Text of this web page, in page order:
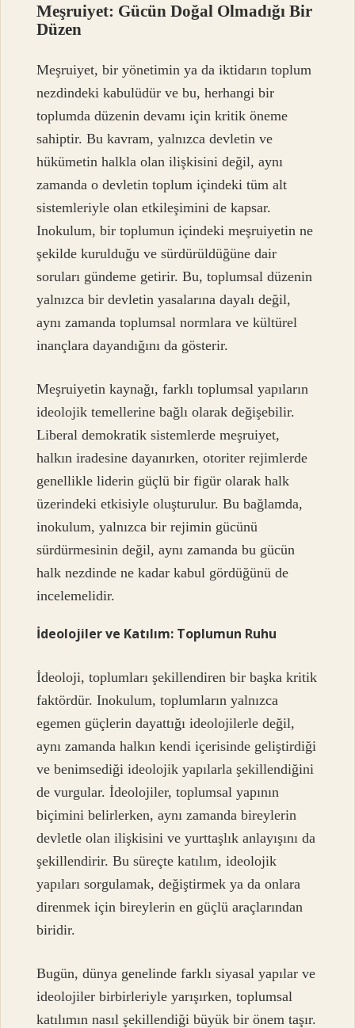
Meşruiyet: Gücün Doğal Olmadığı Bir
Düzen
Meşruiyet, bir yönetimin ya da iktidarın toplum
nezdindeki kabulüdür ve bu, herhangi bir
toplumda düzenin devamı için kritik öneme
sahiptir. Bu kavram, yalnızca devletin ve
hükümetin halkla olan ilişkisini değil, aynı
zamanda o devletin toplum içindeki tüm alt
sistemleriyle olan etkileşimini de kapsar.
Inokulum, bir toplumun içindeki meşruiyetin ne
şekilde kurulduğu ve sürdürüldüğüne dair
soruları gündeme getirir. Bu, toplumsal düzenin
yalnızca bir devletin yasalarına dayalı değil,
aynı zamanda toplumsal normlara ve kültürel
inançlara dayandığını da gösterir.
Meşruiyetin kaynağı, farklı toplumsal yapıların
ideolojik temellerine bağlı olarak değişebilir.
Liberal demokratik sistemlerde meşruiyet,
halkın iradesine dayanırken, otoriter rejimlerde
genellikle liderin güçlü bir figür olarak halk
üzerindeki etkisiyle oluşturulur. Bu bağlamda,
inokulum, yalnızca bir rejimin gücünü
sürdürmesinin değil, aynı zamanda bu gücün
halk nezdinde ne kadar kabul gördüğünü de
incelemelidir.
İdeolojiler ve Katılım: Toplumun Ruhu
İdeoloji, toplumları şekillendiren bir başka kritik
faktördür. Inokulum, toplumların yalnızca
egemen güçlerin dayattığı ideolojilerle değil,
aynı zamanda halkın kendi içerisinde geliştirdiği
ve benimsediği ideolojik yapılarla şekillendiğini
de vurgular. İdeolojiler, toplumsal yapının
biçimini belirlerken, aynı zamanda bireylerin
devletle olan ilişkisini ve yurttaşlık anlayışını da
şekillendirir. Bu süreçte katılım, ideolojik
yapıları sorgulamak, değiştirmek ya da onlara
direnmek için bireylerin en güçlü araçlarından
biridir.
Bugün, dünya genelinde farklı siyasal yapılar ve
ideolojiler birbirleriyle yarışırken, toplumsal
katılımın nasıl şekillendiği büyük bir önem taşır.